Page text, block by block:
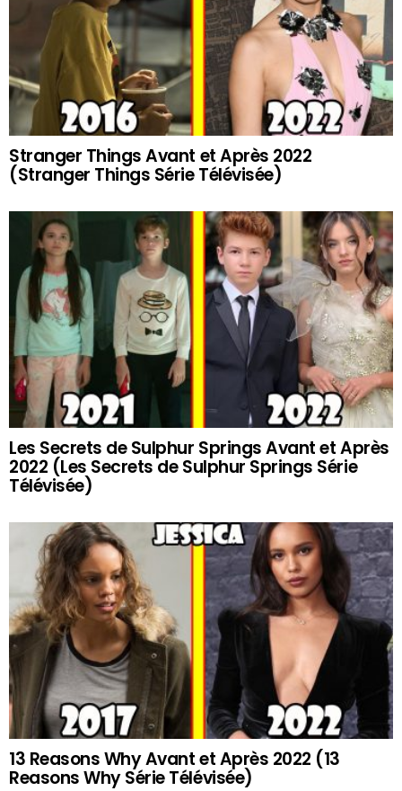
Stranger Things Avant et Après 2022
(Stranger Things Série Télévisée)
Les Secrets de Sulphur Springs Avant et Après
2022 (Les Secrets de Sulphur Springs Série
Télévisée)
13 Reasons Why Avant et Après 2022 (13
Reasons Why Série Télévisée)